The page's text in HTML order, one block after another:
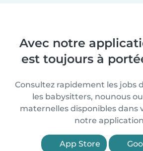
Avec notre
est toujours à
Consultez rapidement les jobs
les babysitters, nounous
maternelles disponibles dans
notre
App Store